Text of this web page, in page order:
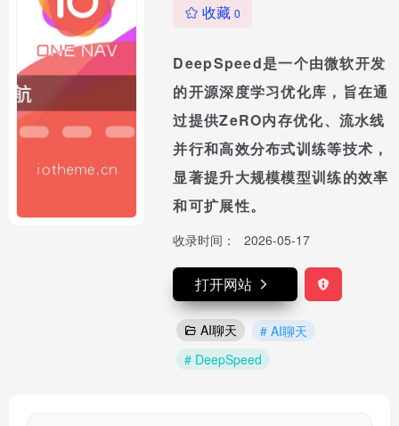
收藏0
DeepSpeed是一个由微软开发
的开源深度学习优化库，旨在通
过提供ZeRO内存优化、流水线
并行和高效分布式训练等技术，
显著提升大规模模型训练的效率
和可扩展性。
收录时间： 2026-05-17
打开网站
AI聊天
# AI聊天
# DeepSpeed